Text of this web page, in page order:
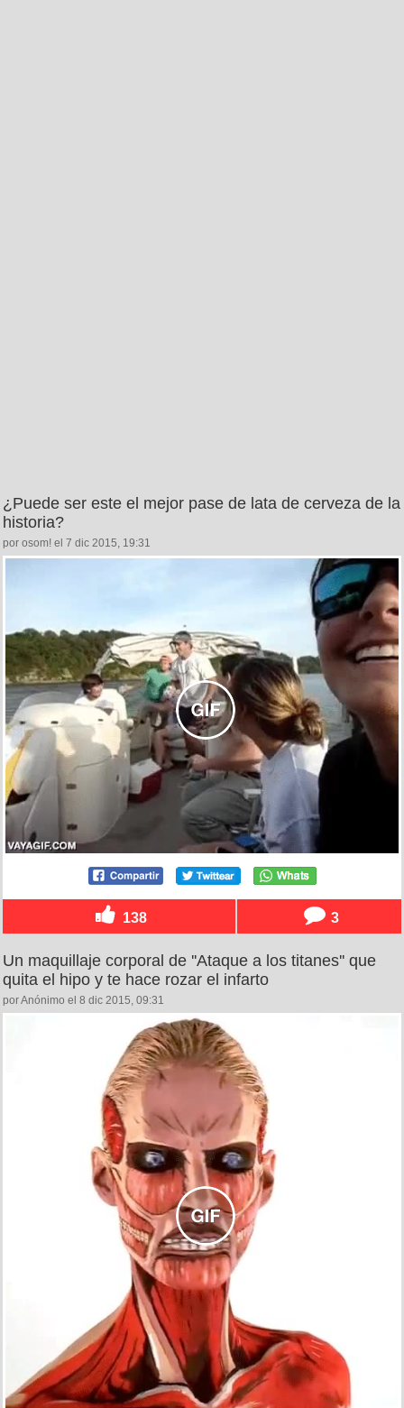
¿Puede ser este el mejor pase de lata de cerveza de la
historia?
por osom! el 7 dic 2015, 19:31
138 3
Un maquillaje corporal de ''Ataque a los titanes'' que
quita el hipo y te hace rozar el infarto
por Anónimo el 8 dic 2015, 09:31